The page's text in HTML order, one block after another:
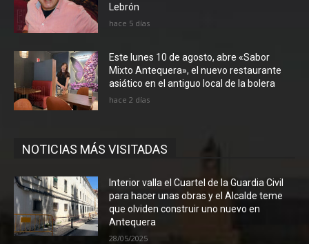
Lebrón
hace 5 días
Este lunes 10 de agosto, abre «Sabor
Mixto Antequera», el nuevo restaurante
asiático en el antiguo local de la bolera
hace 2 días
NOTICIAS MÁS VISITADAS
Interior valla el Cuartel de la Guardia Civil
para hacer unas obras y el Alcalde teme
que olviden construir uno nuevo en
Antequera
28/05/2025